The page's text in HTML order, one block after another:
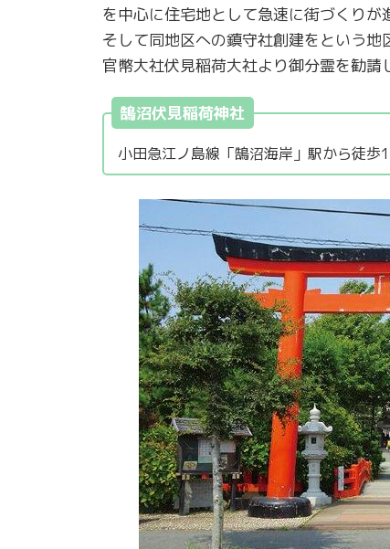
を中心に住宅地として急速に街づくりが
そして同地区への鎮守社創建をという
官幣大社伏見稲荷大社より御分霊を勧請
鵠沼伏見稲荷神社
小田急江ノ島線「鵠沼海岸」駅から徒歩